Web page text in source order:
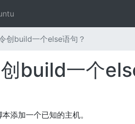
创build一个else语句？
build一个
添加一个已知的主机。